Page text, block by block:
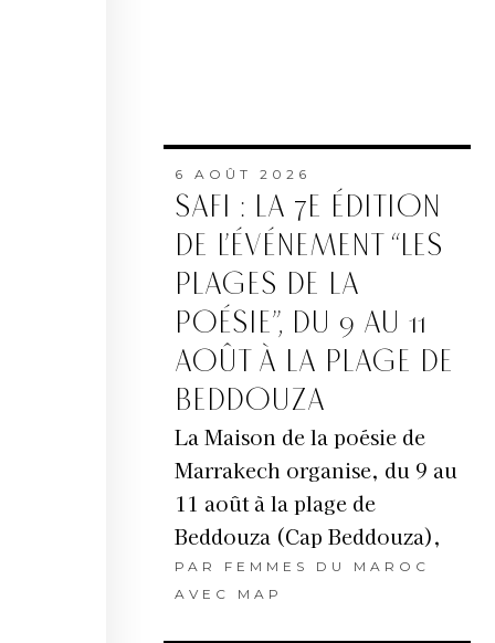
6 AOÛT 2026
SAFI : LA 7E ÉDITION
DE L’ÉVÉNEMENT “LES
PLAGES DE LA
POÉSIE”, DU 9 AU 11
AOÛT À LA PLAGE DE
BEDDOUZA
La Maison de la poésie de
Marrakech organise, du 9 au
11 août à la plage de
Beddouza (Cap Beddouza),
PAR FEMMES DU MAROC
AVEC MAP